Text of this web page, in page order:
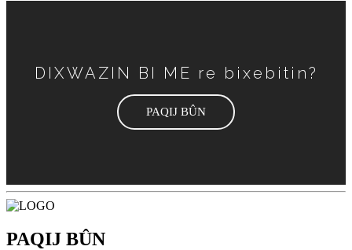
DIXWAZIN BI ME re bixebitin?
PAQIJ BÛN
PAQIJ BÛN